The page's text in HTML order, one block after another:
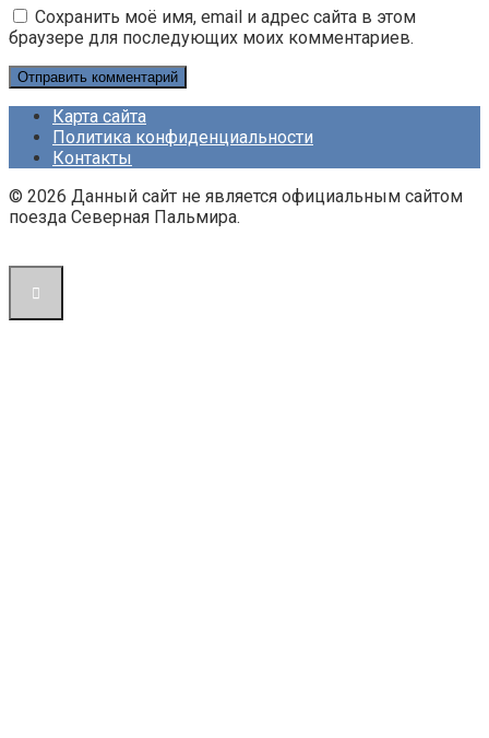
Сохранить моё имя, email и адрес сайта в этом
браузере для последующих моих комментариев.
Карта сайта
Политика конфиденциальности
Контакты
© 2026 Данный сайт не является официальным сайтом
поезда Северная Пальмира.